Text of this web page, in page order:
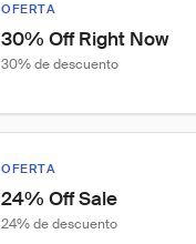
OFERTA
30% Off Right Now
30% de descuento
OFERTA
24% Off Sale
24% de descuento